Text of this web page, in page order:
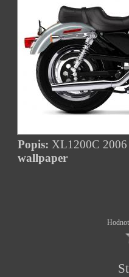
Popis: XL1200C 2006
wallpaper